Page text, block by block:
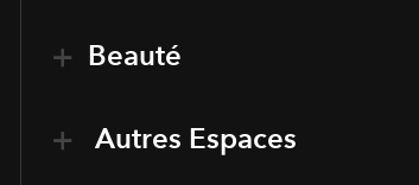
Beauté
Autres Espaces